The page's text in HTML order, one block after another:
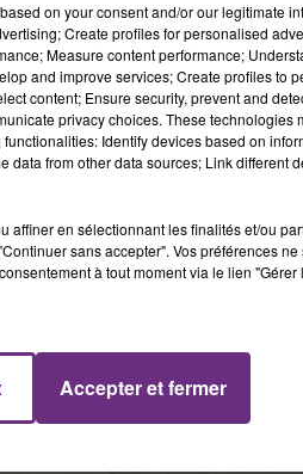
on your consent and/or our legitimate
Create profiles for personalised
Measure content performance;
and improve services; Create profiles to
content; Ensure security, prevent and
privacy choices. These technologies
Identify devices based on
from other data sources; Link different
affiner en sélectionnant les finalités et/ou
sans accepter". Vos préférences
à tout moment via le lien
Accepter et fermer